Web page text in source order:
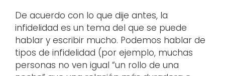
De acuerdo con lo que dije antes, la
infidelidad es un tema del que se puede
hablar y escribir mucho. Podemos hablar de
tipos de infidelidad (por ejemplo, muchas
personas no ven igual “un rollo de una